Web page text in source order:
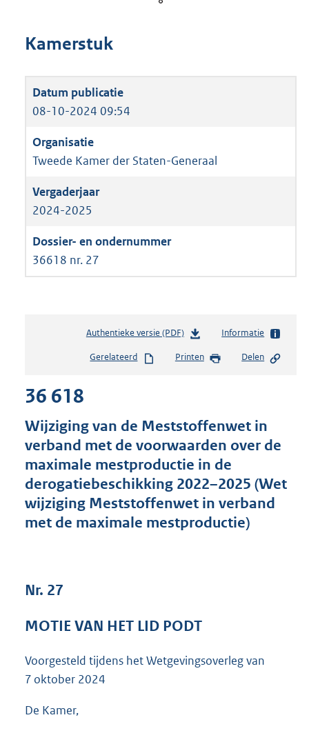
Kamerstuk
08-10-2024 09:54
Tweede Kamer der Staten-Generaal
2024-2025
36618 nr. 27
Authentieke versie (PDF)b
s
d
s
g
r
o
o
t
t
Informatie
Gerelateerd Printen Delen
36 618
Wijziging van de Meststoffenwet in
verband met de voorwaarden over de
maximale mestproductie in de
derogatiebeschikking 2022–2025 (Wet
wijziging Meststoffenwet in verband
met de maximale mestproductie)
Nr. 27
MOTIE VAN HET LID PODT
Voorgesteld tijdens het Wetgevingsoverleg van
7 oktober 2024
De Kamer,